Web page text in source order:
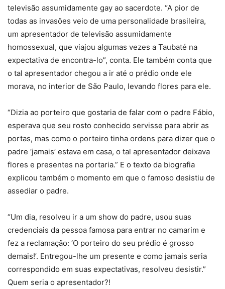
televisão assumidamente gay ao sacerdote. “A pior de
todas as invasões veio de uma personalidade brasileira,
um apresentador de televisão assumidamente
homossexual, que viajou algumas vezes a Taubaté na
expectativa de encontra-lo”, conta. Ele também conta que
o tal apresentador chegou a ir até o prédio onde ele
morava, no interior de São Paulo, levando flores para ele.
“Dizia ao porteiro que gostaria de falar com o padre Fábio,
esperava que seu rosto conhecido servisse para abrir as
portas, mas como o porteiro tinha ordens para dizer que o
padre ‘jamais’ estava em casa, o tal apresentador deixava
flores e presentes na portaria.” E o texto da biografia
explicou também o momento em que o famoso desistiu de
assediar o padre.
“Um dia, resolveu ir a um show do padre, usou suas
credenciais da pessoa famosa para entrar no camarim e
fez a reclamação: ‘O porteiro do seu prédio é grosso
demais!’. Entregou-lhe um presente e como jamais seria
correspondido em suas expectativas, resolveu desistir.”
Quem seria o apresentador?!